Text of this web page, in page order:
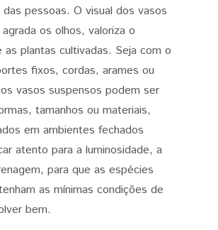
pessoas. O visual dos vasos
os olhos, valoriza o
as plantas cultivadas. Seja com o
fixos, cordas, arames ou
vasos suspensos podem ser
tamanhos ou materiais,
em ambientes fechados
atento para a luminosidade, a
para que as espécies
as mínimas condições de
bem.